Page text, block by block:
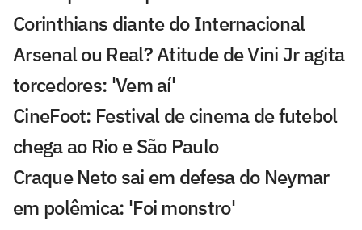
Corinthians diante do Internacional
Arsenal ou Real? Atitude de Vini Jr agita
torcedores: 'Vem aí'
CineFoot: Festival de cinema de futebol
chega ao Rio e São Paulo
Craque Neto sai em defesa do Neymar
em polêmica: 'Foi monstro'